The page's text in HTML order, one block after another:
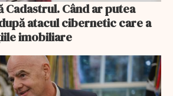
Cadastrul. Când ar putea
atacul cibernetic care a
imobiliare